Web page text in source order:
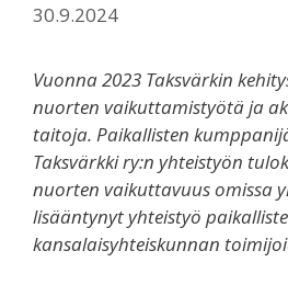
30.9.2024
Vuonna 2023 Taksvärkin
nuorten vaikuttamistyötä ja
taitoja. Paikallisten
Taksvärkki ry:n yhteistyön
nuorten vaikuttavuus omissa
lisääntynyt yhteistyö
kansalaisyhteiskunnan